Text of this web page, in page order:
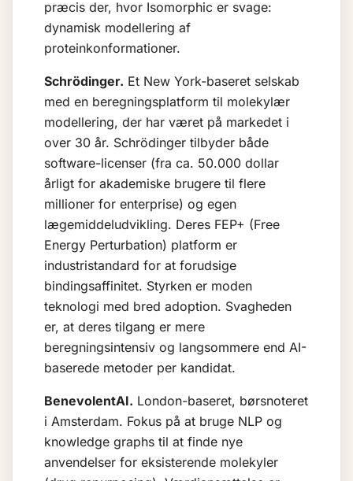
præcis der, hvor Isomorphic er svage:
dynamisk modellering af
proteinkonformationer.
Schrödinger. Et New York-baseret selskab
med en beregningsplatform til molekylær
modellering, der har været på markedet i
over 30 år. Schrödinger tilbyder både
software-licenser (fra ca. 50.000 dollar
årligt for akademiske brugere til flere
millioner for enterprise) og egen
lægemiddeludvikling. Deres FEP+ (Free
Energy Perturbation) platform er
industristandard for at forudsige
bindingsaffinitet. Styrken er moden
teknologi med bred adoption. Svagheden
er, at deres tilgang er mere
beregningsintensiv og langsommere end AI-
baserede metoder per kandidat.
BenevolentAI. London-baseret, børsnoteret
i Amsterdam. Fokus på at bruge NLP og
knowledge graphs til at finde nye
anvendelser for eksisterende molekyler